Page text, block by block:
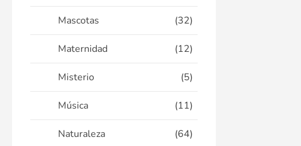
Mascotas (32)
Maternidad (12)
Misterio (5)
Música (11)
Naturaleza (64)